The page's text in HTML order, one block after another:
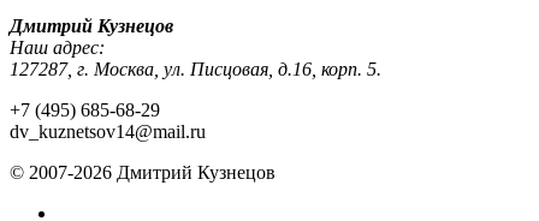
Дмитрий Кузнецов
Наш адрес:
127287, г. Москва, ул. Писцовая, д.16, корп. 5.
+7 (495) 685-68-29
dv_kuznetsov14@mail.ru
© 2007-2026 Дмитрий Кузнецов